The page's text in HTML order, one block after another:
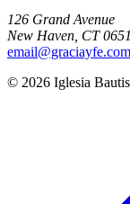
126 Grand Avenue
New Haven CT
email@graciayfe.com
© 2026 Iglesia